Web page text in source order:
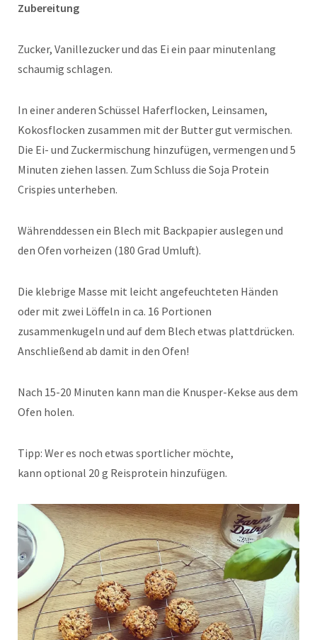
Zubereitung
Zucker, Vanillezucker und das Ei ein paar minutenlang
schaumig schlagen.
In einer anderen Schüssel Haferflocken, Leinsamen,
Kokosflocken zusammen mit der Butter gut vermischen.
Die Ei- und Zuckermischung hinzufügen, vermengen und 5
Minuten ziehen lassen. Zum Schluss die Soja Protein
Crispies unterheben.
Währenddessen ein Blech mit Backpapier auslegen und
den Ofen vorheizen (180 Grad Umluft).
Die klebrige Masse mit leicht angefeuchteten Händen
oder mit zwei Löffeln in ca. 16 Portionen
zusammenkugeln und auf dem Blech etwas plattdrücken.
Anschließend ab damit in den Ofen!
Nach 15-20 Minuten kann man die Knusper-Kekse aus dem
Ofen holen.
Tipp: Wer es noch etwas sportlicher möchte,
kann optional 20 g Reisprotein hinzufügen.